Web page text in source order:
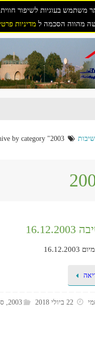
משתמש בעוגיות לשיפור
מהווה הסכמה ל מדיניות
by category "2003"
22 ביולי 2018 2003
,